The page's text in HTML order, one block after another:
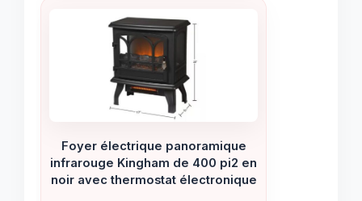
Foyer électrique panoramique
infrarouge Kingham de 400 pi2 en
noir avec thermostat électronique